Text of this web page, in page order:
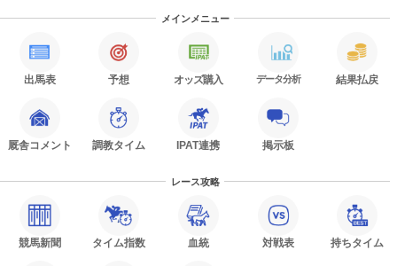
メインメニュー
出馬表 予想 オッズ購入 データ分析 結果払戻
厩舎コメント 調教タイム IPAT連携 掲示板
レース攻略
競馬新聞 タイム指数 血統 対戦表 持ちタイム